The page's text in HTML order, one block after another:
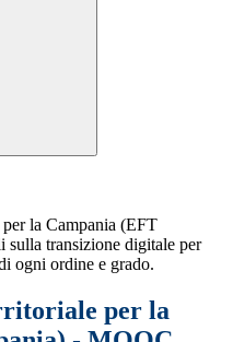
la Campania (EFT
transizione digitale per
ogni ordine e grado.
per la